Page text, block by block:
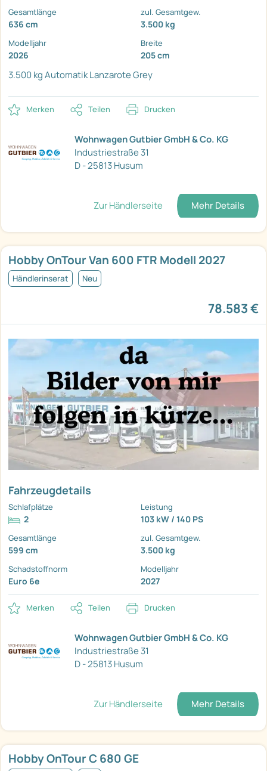
Gesamtlänge
636 cm
zul. Gesamtgew.
3.500 kg
Modelljahr
2026
Breite
205 cm
3.500 kgAutomatikLanzarote Grey
Merken Teilen Drucken
Wohnwagen Gutbier GmbH & Co. KG
Industriestraße 31
D - 25813 Husum
Zur Händlerseite Mehr Details
Hobby OnTour Van 600 FTR Modell 2027
Händlerinserat Neu
78.583 €
Fahrzeugdetails
Schlafplätze
2
Leistung
103 kW / 140 PS
Gesamtlänge
599 cm
zul. Gesamtgew.
3.500 kg
Schadstoffnorm
Euro 6e
Modelljahr
2027
Merken Teilen Drucken
Wohnwagen Gutbier GmbH & Co. KG
Industriestraße 31
D - 25813 Husum
Zur Händlerseite Mehr Details
Hobby OnTour C 680 GE